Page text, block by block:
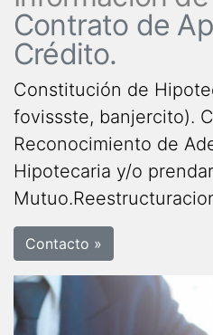
Contrato de
Crédito.
Constitución de
fovissste, banjercito).
Reconocimiento de
Hipotecaria y/o
Contacto »